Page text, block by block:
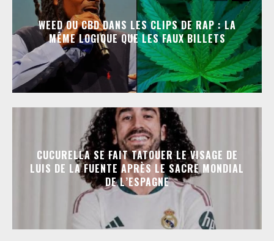
WEED OU CBD DANS LES CLIPS DE RAP : LA
MÊME LOGIQUE QUE LES FAUX BILLETS
CUCURELLA SE FAIT TATOUER LE VISAGE DE
LUIS DE LA FUENTE APRÈS LE SACRE MONDIAL
DE L’ESPAGNE